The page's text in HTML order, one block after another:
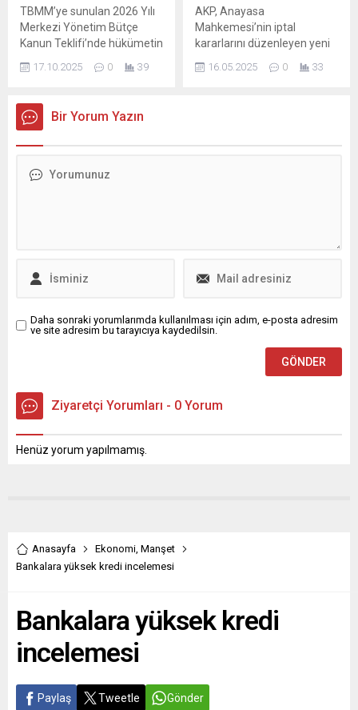
TBMM’ye sunulan 2026 Yılı
Merkezi Yönetim Bütçe
Kanun Teklifi’nde hükümetin
2026-2028 dönemi bütçe
teklifindeki vergi gelirlerinin
göre, vergi gelirleri 2025
yılına göre yüzde 28,7 artış
17.10.2025 0 39
AKP, Anayasa
Mahkemesi’nin iptal
kararlarını düzenleyen yeni
bir torba kanun teklifini daha
TBMM Başkanlığı’na sundu.
16.05.2025 0 33
Bir Yorum Yazın
Daha sonraki yorumlarımda kullanılması için adım, e-posta adresim
ve site adresim bu tarayıcıya kaydedilsin.
Ziyaretçi Yorumları - 0 Yorum
Henüz yorum yapılmamış.
Anasayfa Ekonomi, Manşet
Bankalara yüksek kredi incelemesi
Bankalara yüksek kredi
incelemesi
Paylaş Tweetle Gönder